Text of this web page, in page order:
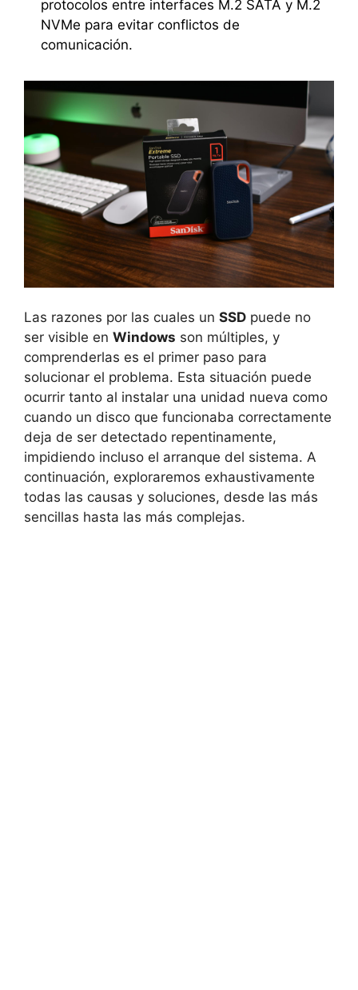
protocolos entre interfaces M.2 SATA y M.2
NVMe para evitar conflictos de
comunicación.
Las razones por las cuales un SSD puede no
ser visible en Windows son múltiples, y
comprenderlas es el primer paso para
solucionar el problema. Esta situación puede
ocurrir tanto al instalar una unidad nueva como
cuando un disco que funcionaba correctamente
deja de ser detectado repentinamente,
impidiendo incluso el arranque del sistema. A
continuación, exploraremos exhaustivamente
todas las causas y soluciones, desde las más
sencillas hasta las más complejas.